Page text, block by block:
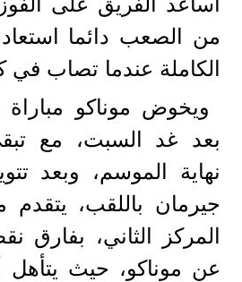
من الصعب دائما استعادة
الكاملة عندما تصاب في
ويخوض موناكو
بعد غد السبت، مع
نهاية الموسم، وبعد
جيرمان باللقب،
المركز الثاني، بفارق
عن موناكو، حيث يتأهل